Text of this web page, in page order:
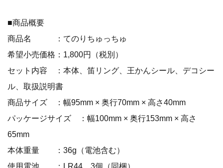
■商品概要
商品名 ：てのりちゅっちゅ
希望小売価格：1,800円（税別）
セット内容 ：本体、笛リング、王かんシール、デコシー
ル、取扱説明書
商品サイズ ：幅95mm × 奥行70mm × 高さ40mm
パッケージサイズ ：幅100mm × 奥行153mm × 高さ
65mm
本体重量 ：36g（電池含む）
使用電池 ：LR44 3個（同梱）